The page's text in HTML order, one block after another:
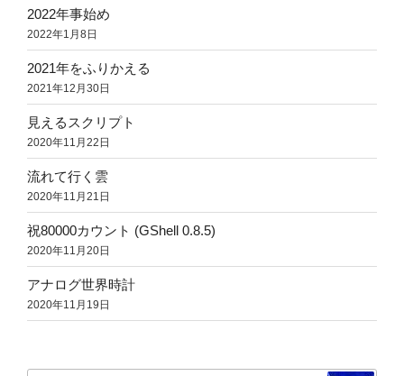
2022年事始め
2022年1月8日
2021年をふりかえる
2021年12月30日
見えるスクリプト
2020年11月22日
流れて行く雲
2020年11月21日
祝80000カウント (GShell 0.8.5)
2020年11月20日
アナログ世界時計
2020年11月19日